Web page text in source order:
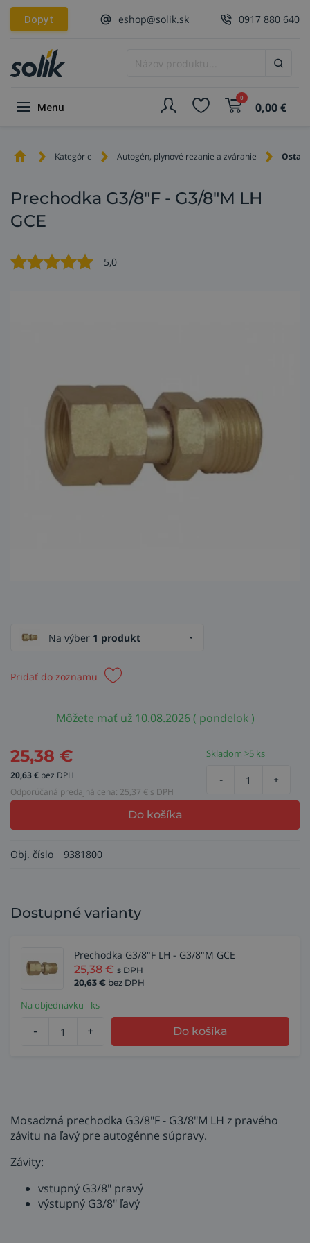
Dopyt eshop@solik.sk 0917 880 640
Menu
0
0,00€
Kategórie Autogén, plynové rezanie a zváranie
Prechodka G3/8"F - G3/8"M LH
GCE
5,0
Na výber 1 produkt
Pridať do zoznamu
Môžete mať už 10.08.2026 ( pondelok )
25,38 €
20,63€ bez DPH
Odporúčaná predajná cena: 25,37 € s DPH
Skladom >5 ks
- +
Do košíka
Obj. číslo 9381800
Dostupné varianty
Prechodka G3/8"F LH - G3/8"M GCE
25,38 € s DPH
20,63 € bez DPH
Na objednávku - ks
- + Do košíka
Mosadzná prechodka G3/8"F - G3/8"M LH z pravého
závitu na ľavý pre autogénne súpravy.
Závity:
vstupný G3/8" pravý
výstupný G3/8" ľavý